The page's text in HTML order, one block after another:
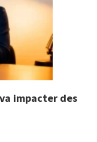
impacter des